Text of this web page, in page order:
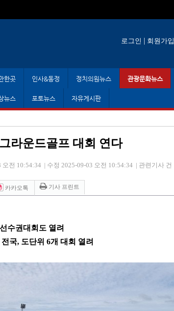
로그인 | 회원가입
한곳 인사&동정 정치의원뉴스 관광문화뉴스
뉴스 포토뉴스 자유게시판
라운드골프 대회 연다
오전 10:54:34 수정 2025-09-03 오전 10:54:34 관련기사 건
카카오톡 기사 프린트
수권대회도 열려
전국, 도단위 6개 대회 열려